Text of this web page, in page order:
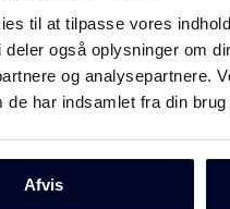
til at tilpasse vores
også oplysninger om
og analysepartnere.
de har indsamlet fra din
Afvis(DK)